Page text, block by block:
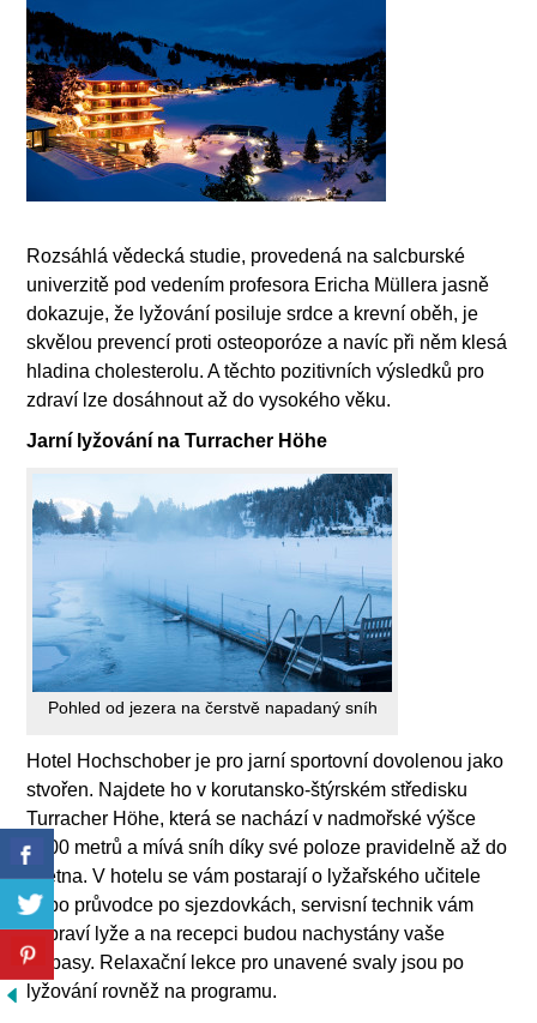
Rozsáhlá vědecká studie, provedená na salcburské
univerzitě pod vedením profesora Ericha Müllera jasně
dokazuje, že lyžování posiluje srdce a krevní oběh, je
skvělou prevencí proti osteoporóze a navíc při něm klesá
hladina cholesterolu. A těchto pozitivních výsledků pro
zdraví lze dosáhnout až do vysokého věku.
Jarní lyžování na Turracher Höhe
Pohled od jezera na čerstvě napadaný sníh
Hotel Hochschober je pro jarní sportovní dovolenou jako
stvořen. Najdete ho v korutansko-štýrském středisku
Turracher Höhe, která se nachází v nadmořské výšce
1800 metrů a mívá sníh díky své poloze pravidelně až do
května. V hotelu se vám postarají o lyžařského učitele
nebo průvodce po sjezdovkách, servisní technik vám
připraví lyže a na recepci budou nachystány vaše
skipasy. Relaxační lekce pro unavené svaly jsou po
lyžování rovněž na programu.